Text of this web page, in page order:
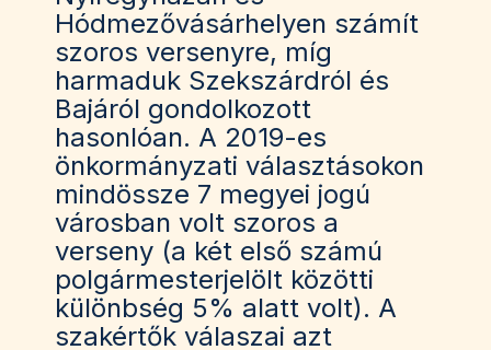
Hódmezővásárhelyen számít
szoros versenyre, míg
harmaduk Szekszárdról és
Bajáról gondolkozott
hasonlóan. A 2019-es
önkormányzati választásokon
mindössze 7 megyei jogú
városban volt szoros a
verseny (a két első számú
polgármesterjelölt közötti
különbség 5% alatt volt). A
szakértők válaszai azt